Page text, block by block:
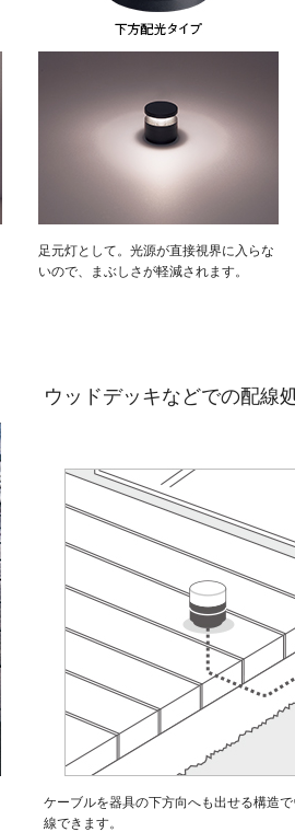
足元灯として。光源が直接視界に入らな
いので、まぶしさが軽減されます。
ウッドデッキなどでの配線
ケーブルを器具の下方向へも出せる構造
線できます。